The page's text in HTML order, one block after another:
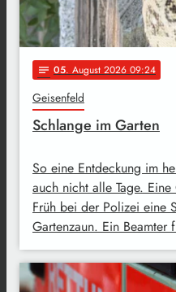
notes 05. August 2026 09:24
Geisenfeld
Schlange im Garten
So eine Entdeckung im
auch nicht alle Tage.
Früh bei der Polizei eine
Gartenzaun. Ein